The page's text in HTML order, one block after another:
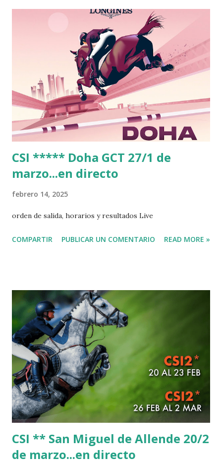
CSI ***** Doha GCT 27/1 de
marzo...en directo
febrero 14, 2025
orden de salida, horarios y resultados Live
COMPARTIR PUBLICAR UN COMENTARIO READ MORE »
CSI ** San Miguel de Allende 20/2
de marzo...en directo